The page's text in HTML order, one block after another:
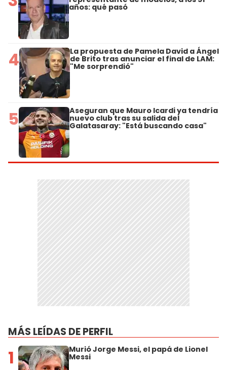
años: qué pasó
4 La propuesta de Pamela David a Ángel
de Brito tras anunciar el final de LAM:
"Me sorprendió"
5 Aseguran que Mauro Icardi ya tendría
nuevo club tras su salida del
Galatasaray: "Está buscando casa"
MÁS LEÍDAS DE PERFIL
1 Murió Jorge Messi, el papá de Lionel
Messi